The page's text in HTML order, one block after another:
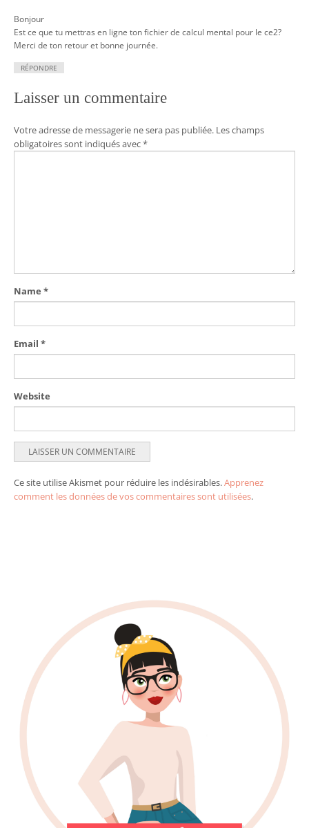
Bonjour
Est ce que tu mettras en ligne ton fichier de calcul mental pour le ce2?
Merci de ton retour et bonne journée.
RÉPONDRE
Laisser un commentaire
Votre adresse de messagerie ne sera pas publiée. Les champs
obligatoires sont indiqués avec*
Name *
Email *
Website
Ce site utilise Akismet pour réduire les indésirables.Apprenez
comment les données de vos commentaires sont utilisées.